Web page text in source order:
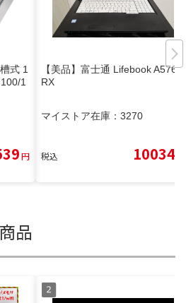
式 1
‎1
円
【美品】富士通 Lifebook A576/
RX
マイストア在庫： 3270
税込 10034
品